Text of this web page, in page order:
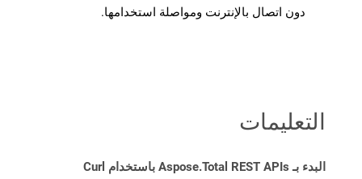
دون اتصال بالإنترنت ومواصلة استخدامها.
التعليمات
البدء بـ Aspose.Total REST APIs باستخدام Curl